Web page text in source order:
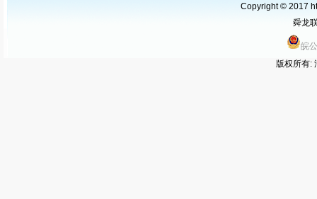
Copyright © 2017
舜龙
皖
版权所有: